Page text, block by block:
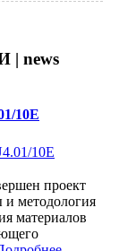
news
10E
проект
методология
материалов